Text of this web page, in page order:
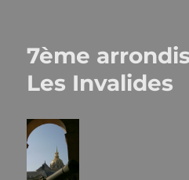
7ème
Les Invalides